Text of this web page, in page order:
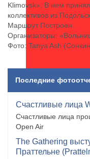
Klimovsk». В нем
коллективов из
Маршрут Построен.
Организаторы:
Фото: Tanya Ash
Последние
Счастливые лица
Счастливые лица
Open Air
The Gathering
Праттельне